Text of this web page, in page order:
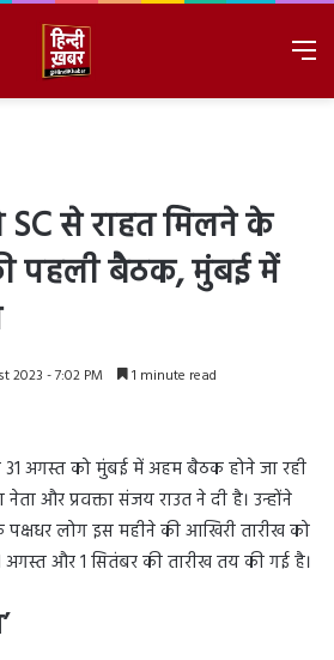
SC से राहत मिलने के
पहली बैठक, मुंबई में
2023 - 7:02 PM 1 minute read
31 अगस्त को मुंबई में अहम बैठक होने जा रही
और प्रवक्ता संजय राउत ने दी है। उन्होंने
पक्षधर लोग इस महीने की आखिरी तारीख को
और 1 सितंबर की तारीख तय की गई है।